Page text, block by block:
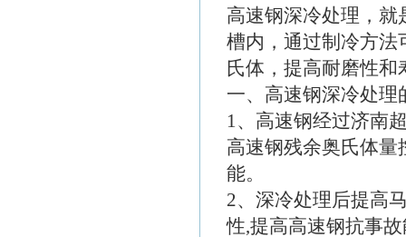
高速钢深冷处理，就
槽内，通过制冷方法
氏体，提高耐磨性和
一、高速钢深冷处理
1、高速钢经过济南
高速钢残余奥氏体量
能。
2、深冷处理后提高
性,提高高速钢抗事